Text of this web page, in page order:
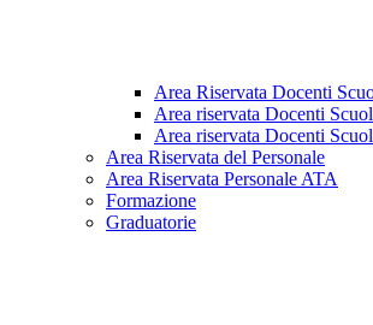
Area Riservata Docenti
Area riservata Docenti
Area riservata Docenti
Area Riservata del Personale
Area Riservata Personale ATA
Formazione
Graduatorie